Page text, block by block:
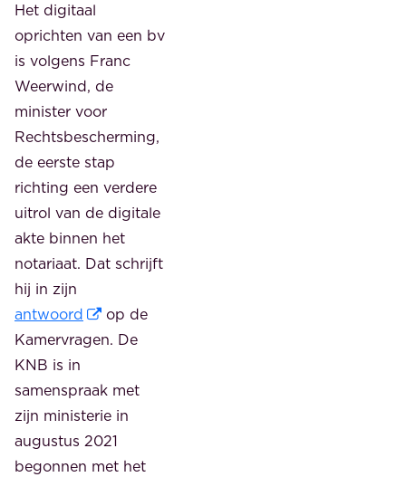
Het digitaal
oprichten van een bv
is volgens Franc
Weerwind, de
minister voor
Rechtsbescherming,
de eerste stap
richting een verdere
uitrol van de digitale
akte binnen het
notariaat. Dat schrijft
hij in zijn
antwoord
op de
Kamervragen. De
KNB is in
samenspraak met
zijn ministerie in
augustus 2021
begonnen met het